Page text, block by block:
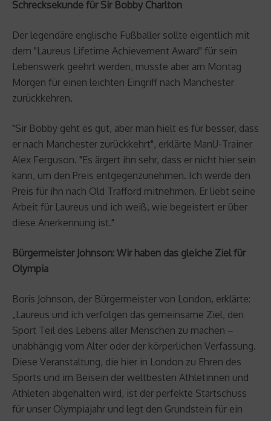
Schrecksekunde für Sir Bobby Charlton
Der legendäre englische Fußballer sollte eigentlich mit
dem "Laureus Lifetime Achievement Award" für sein
Lebenswerk geehrt werden, musste aber am Montag
Morgen für einen leichten Eingriff nach Manchester
zurückkehren.
"Sir Bobby geht es gut, aber man hielt es für besser, dass
er nach Manchester zurückkehrt", erklärte ManU-Trainer
Alex Ferguson. "Es ärgert ihn sehr, dass er nicht hier sein
kann, um den Preis entgegenzunehmen. Ich werde den
Preis für ihn nach Old Trafford mitnehmen. Er liebt seine
Arbeit für Laureus und ich weiß, wie begeistert er über
diese Anerkennung ist."
Bürgermeister Johnson: Wir haben das gleiche Ziel für
Olympia
Boris Johnson, der Bürgermeister von London, erklärte:
„Laureus und ich verfolgen das gemeinsame Ziel, den
Sport Teil des Lebens aller Menschen zu machen –
unabhängig vom Alter oder der körperlichen Verfassung.
Diese Veranstaltung, die hier in London zu Ehren des
Sports und im Beisein der weltbesten Athletinnen und
Athleten abgehalten wird, ist der perfekte Startschuss
für unser Olympiajahr und legt den Grundstein für ein